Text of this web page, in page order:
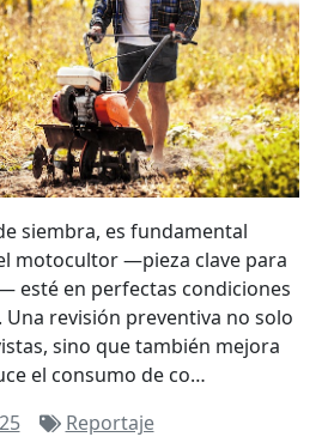
siembra, es fundamental
motocultor —pieza clave para
esté en perfectas condiciones
revisión preventiva no solo
sino que también mejora
el consumo de co…
Reportaje